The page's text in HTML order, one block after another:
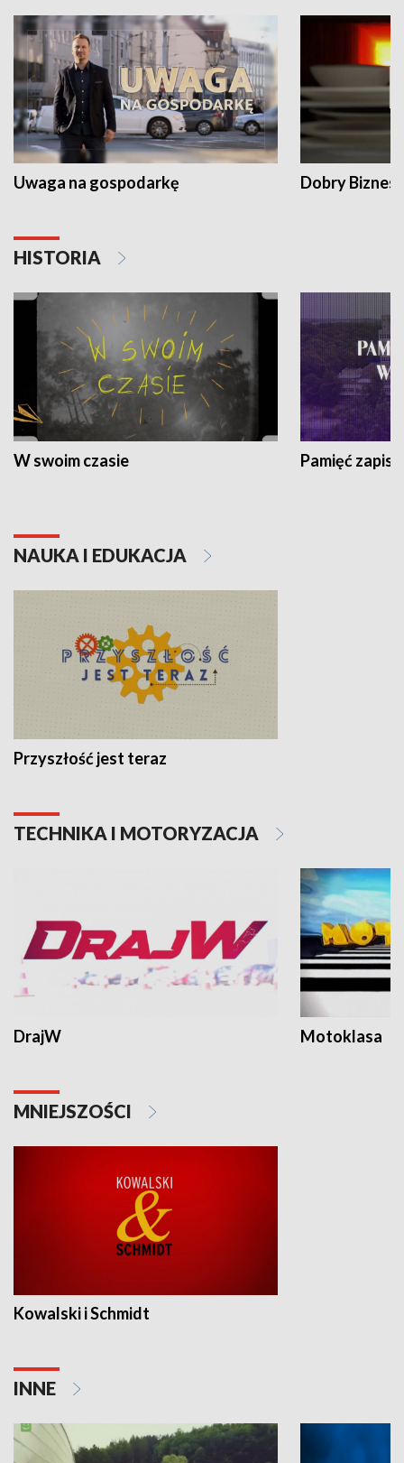
Uwaga na gospodarkę Dobry Biznes
HISTORIA
W swoim czasie Pamięć
NAUKA I EDUKACJA
Przyszłość jest teraz
TECHNIKA I MOTORYZACJA
DrajW Motoklasa
MNIEJSZOŚCI
Kowalski i Schmidt
INNE